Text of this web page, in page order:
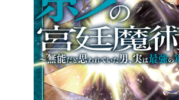
ロサージュノベルス